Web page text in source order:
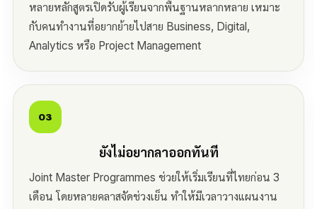
หลายหลักสูตรเปิดรับผู้เรียนจากพื้นฐานหลากหลาย เหมาะ
กับคนทำงานที่อยากย้ายไปสาย Business, Digital,
Analytics หรือ Project Management
03
ยังไม่อยากลาออกทันที
Joint Master Programmes ช่วยให้เริ่มเรียนที่ไทยก่อน 3
เดือน โดยหลายคลาสจัดช่วงเย็น ทำให้มีเวลาวางแผนงาน